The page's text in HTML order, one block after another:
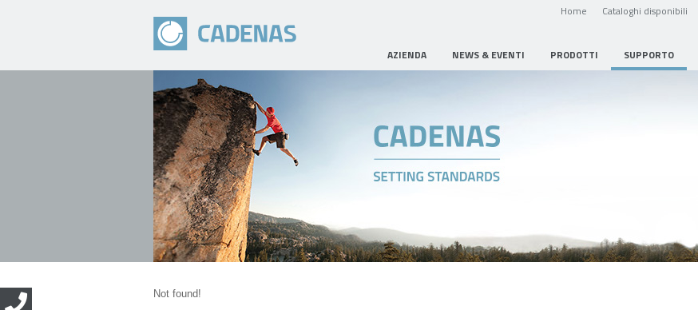
Home Cataloghi disponibili
AZIENDA NEWS & EVENTI PRODOTTI SUPPORTO
Not found!